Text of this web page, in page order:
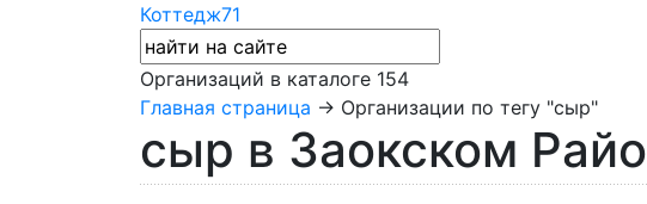
Коттедж71
Организаций в каталоге 154
Главная страница → Организации по тегу "сыр"
сыр в Заокском